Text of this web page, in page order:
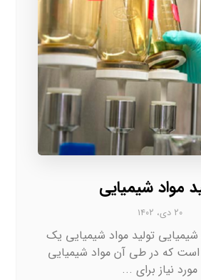
مواد شیمیایی
۲۰ دی، ۱۴۰۲
شیمیایی تولید مواد شیمیایی یک
است که در طی آن مواد شیمیایی
مورد نیاز برای ...